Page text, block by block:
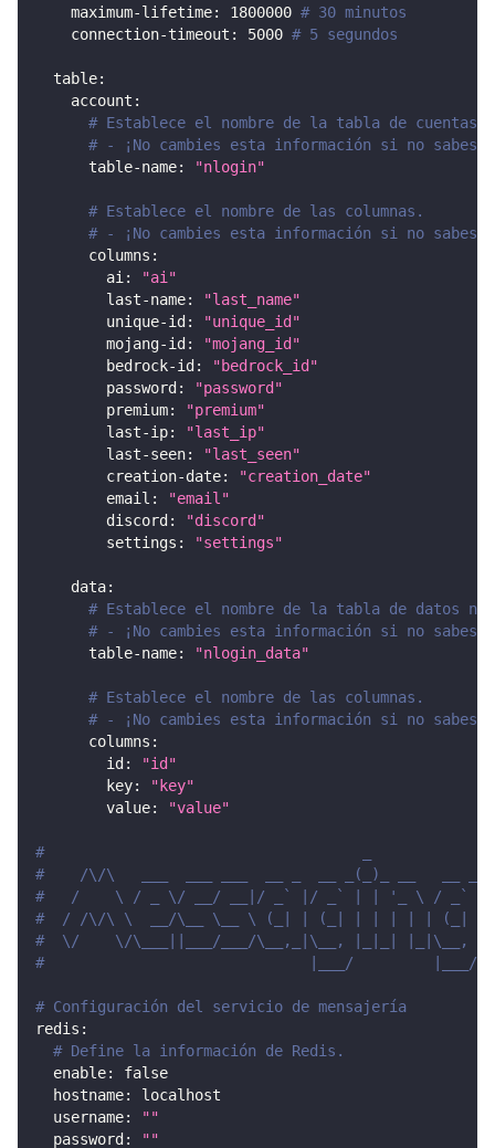
maximum-lifetime: 1800000 # 30 minutos
connection-timeout : 5000 # 5 segundos
table:
account :
# Establece el nombre de la tabla de cuentas
# - ¡No cambies esta información si no sabes
table-name: "nlogin"
# Establece el nombre de las columnas.
# - ¡No cambies esta información si no sabes
columns :
ai :
"ai"
last-name:
"last_name"
unique-id :
"unique_id"
mojang-id :
"mojang_id"
bedrock-id :
"bedrock_id"
password :
"password"
premium:
"premium"
last-ip:
"last_ip"
last-seen:
"last_seen"
creation-date:
"creation_date"
email :
"email"
discord :
"discord"
settings : "settings"
data:
# Establece el nombre de la tabla de datos
# - ¡No cambies esta información si no sabes
table-name: "nlogin_data"
# Establece el nombre de las columnas.
# - ¡No cambies esta información si no sabes
columns :
id :
"id"
key:
"key"
value: "value"
#                                    _
#    /\/\   ___  ___ ___  __ _  __ _(_)_ __   __ _
#   /    \ / _ \/ __/ __|/ _` |/ _` | | '_ \ / _` |
#  / /\/\ \  __/\__ \__ \ (_| | (_| | | | | | (_| |
#  \/    \/\___||___/___/\__,_|\__, |_|_| |_|\__, |
#                              |___/         |___/
# Configuración del servicio de mensajería
redis :
# Define la información de Redis.
enable:
false
hostname:
localhost
username:
""
password : ""